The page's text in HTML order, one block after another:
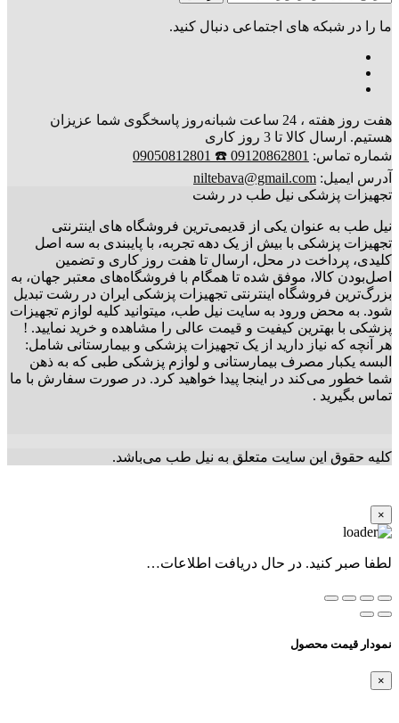
ما را در شبکه های اجتماعی دنبال کنید.
هفت روز هفته ، 24 ساعت شبانه‌روز پاسخگوی شما عزیزان
هستیم. ارسال کالا تا 3 روز کاری
شماره تماس: 09120862801 ☎️ 09050812801
آدرس ایمیل: niltebava@gmail.com
تجهیزات پزشکی نیل طب در رشت
نیل طب به عنوان یکی از قدیمی‌ترین فروشگاه های اینترنتی
تجهیزات پزشکی با بیش از یک دهه تجربه، با پایبندی به سه اصل
کلیدی، پرداخت در محل، ارسال تا هفت روز کاری و تضمین
اصل‌بودن کالا، موفق شده تا همگام با فروشگاه‌های معتبر جهان، به
بزرگ‌ترین فروشگاه اینترنتی تجهیزات پزشکی ایران در رشت تبدیل
شود. به محض ورود به سایت نیل طب، میتوانید کلیه لوازم تجهیزات
پزشکی با بهترین کیفیت و قیمت عالی را مشاهده و خرید نمایید. !
هر آنچه که نیاز دارید از یک تجهیزات پزشکی و بیمارستانی شامل:
البسه یکبار مصرف بیمارستانی و لوازم پزشکی طبی که به ذهن
شما خطور می‌کند در اینجا پیدا خواهید کرد. در صورت سفارش با ما
تماس بگیرید .
کلیه حقوق این سایت متعلق به نیل طب می‌باشد.
×
لطفا صبر کنید. در حال دریافت اطلاعات…
نمودار قیمت محصول
×